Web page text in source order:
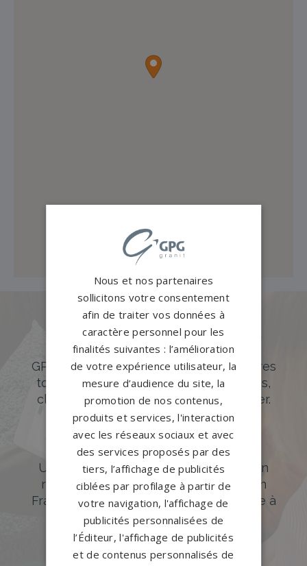
Des pierres tombales uniques et
originales
GPG Granit offre un large choix de pierres
tombales en granit de styles modernes,
classiques ou originales à personnaliser.
DÉCOUVREZ NOTRE CATALOGUE
Accompagnement sur-mesure
Un accompagnement sur mesure et un
réseau de 1200 partenaires partout en
France. Personnalisation avancée grâce à
notre configurateur 3D en ligne.
PERSONNALISEZ VOTRE MONUMENT
Nous et nos partenaires
sollicitons votre consentement
afin de traiter vos données à
caractère personnel pour les
finalités suivantes : l’amélioration
de votre expérience utilisateur, la
mesure d’audience du site, la
promotion de nos contenus,
produits et services, l'interaction
avec les réseaux sociaux et avec
des services proposés par des
tiers, l’affichage de publicités
ciblées par profilage à partir de
votre navigation, l'affichage de
publicités personnalisées de
l’Éditeur, l'affichage de publicités
et de contenus personnalisés de